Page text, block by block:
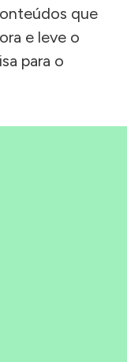
que
e leve o
para o